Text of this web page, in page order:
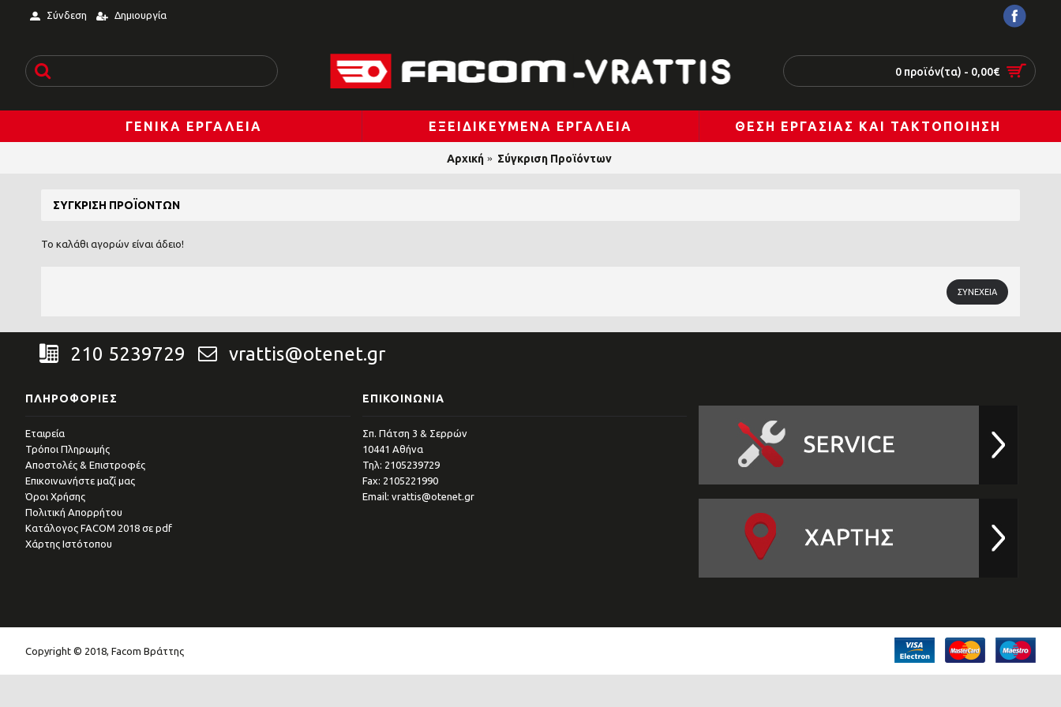
Σύνδεση Δημιουργία
0 προϊόν(τα) - 0,00€
ΓΕΝΙΚΆ ΕΡΓΑΛΕΊΑ ΕΞΕΙΔΙΚΕΥΜΈΝΑ ΕΡΓΑΛΕΊΑ ΘΈΣΗ ΕΡΓΑΣΊΑΣ ΚΑΙ ΤΑΚΤΟΠΟΊΗΣΗ
Αρχική Σύγκριση Προϊόντων
ΣΎΓΚΡΙΣΗ ΠΡΟΪΌΝΤΩΝ
Το καλάθι αγορών είναι άδειο!
ΣΥΝΈΧΕΙΑ
210 5239729 vrattis@otenet.gr
ΠΛΗΡΟΦΟΡΊΕΣ
Εταιρεία
Τρόποι Πληρωμής
Αποστολές & Επιστροφές
Επικοινωνήστε μαζί μας
Όροι Χρήσης
Πολιτική Απορρήτου
Kατάλογος FACOM 2018 σε pdf
Χάρτης Ιστότοπου
ΕΠΙΚΟΙΝΩΝΊΑ
Σπ. Πάτση 3 & Σερρών
10441 Αθήνα
Τηλ: 2105239729
Fax: 2105221990
Email: vrattis@otenet.gr
Copyright © 2018, Facom Βράττης